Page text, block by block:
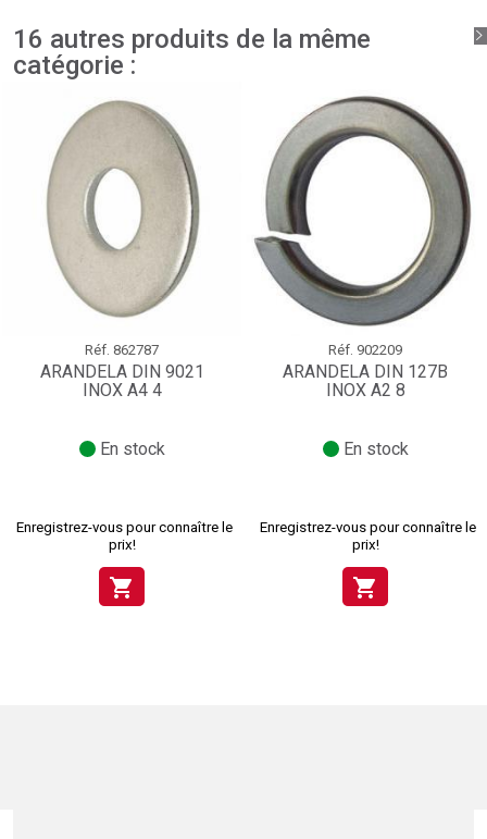
16 autres produits de la même
catégorie :
Réf. 862787
ARANDELA DIN 9021
INOX A4 4
En stock
Enregistrez-vous pour connaître le
prix!
shopping_cart
Réf. 902209
ARANDELA DIN 127B
INOX A2 8
En stock
Enregistrez-vous pour connaître le
prix!
shopping_cart